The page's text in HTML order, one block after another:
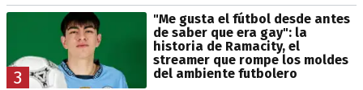
3
"Me gusta el fútbol desde antes
de saber que era gay": la
historia de Ramacity, el
streamer que rompe los moldes
del ambiente futbolero